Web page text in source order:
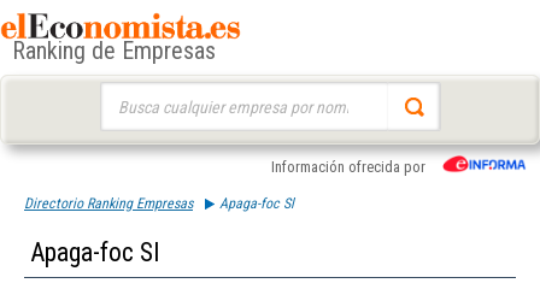
Ranking de Empresas
Información ofrecida por
Directorio Ranking Empresas Apaga-foc Sl
Apaga-foc Sl